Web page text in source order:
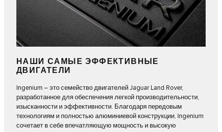
НАШИ САМЫЕ ЭФФЕКТИВНЫЕ
ДВИГАТЕЛИ
Ingenium – это семейство двигателей Jaguar Land Rover,
разработанное для обеспечения легкой производительности,
изысканности и эффективности. Благодаря передовым
технологиям и полностью алюминиевой конструкции, Ingenium
сочетает в себе впечатляющую мощность и высокую